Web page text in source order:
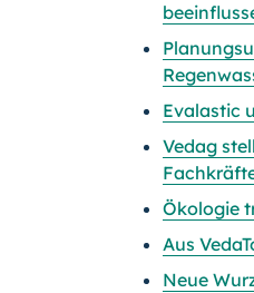
Evalastic
Vedag
Ökologie
Aus
Neue